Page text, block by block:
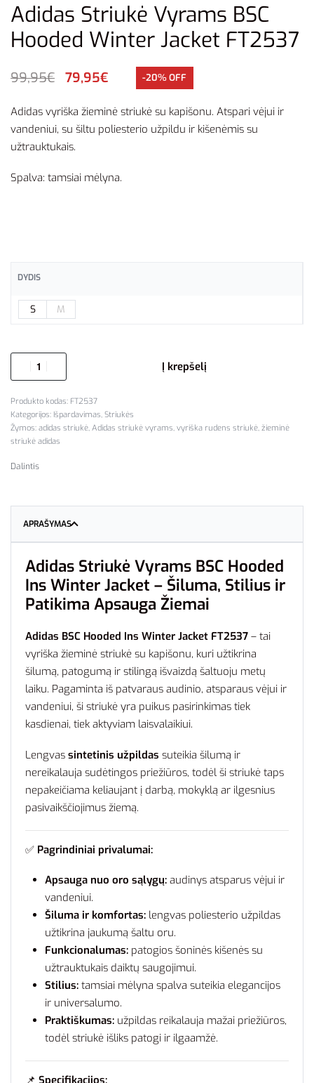
Adidas Striukė Vyrams BSC
Hooded Winter Jacket FT2537
99,95€ 79,95€ -20% OFF
Adidas vyriška žieminė striukė su kapišonu. Atspari vėjui ir
vandeniui, su šiltu poliesterio užpildu ir kišenėmis su
užtrauktukais.
Spalva: tamsiai mėlyna.
DYDIS
S M
Į krepšelį
FT2537
Kategorijos: Išpardavimas, Striukės
Žymos: adidas striukė, Adidas striukė vyrams, vyriška rudens striukė, žieminė
striukė adidas
Dalintis
APRAŠYMAS
Adidas Striukė Vyrams BSC Hooded
Ins Winter Jacket – Šiluma, Stilius ir
Patikima Apsauga Žiemai
Adidas BSC Hooded Ins Winter Jacket FT2537 – tai
vyriška žieminė striukė su kapišonu, kuri užtikrina
šilumą, patogumą ir stilingą išvaizdą šaltuoju metų
laiku. Pagaminta iš patvaraus audinio, atsparaus vėjui ir
vandeniui, ši striukė yra puikus pasirinkimas tiek
kasdienai, tiek aktyviam laisvalaikiui.
Lengvas sintetinis užpildas suteikia šilumą ir
nereikalauja sudėtingos priežiūros, todėl ši striukė taps
nepakeičiama keliaujant į darbą, mokyklą ar ilgesnius
pasivaikščiojimus žiemą.
✅ Pagrindiniai privalumai:
Apsauga nuo oro sąlygų: audinys atsparus vėjui ir
vandeniui.
Šiluma ir komfortas: lengvas poliesterio užpildas
užtikrina jaukumą šaltu oru.
Funkcionalumas: patogios šoninės kišenės su
užtrauktukais daiktų saugojimui.
Stilius: tamsiai mėlyna spalva suteikia elegancijos
ir universalumo.
Praktiškumas: užpildas reikalauja mažai priežiūros,
todėl striukė išliks patogi ir ilgaamžė.